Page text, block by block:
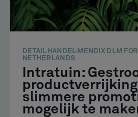
DETAILHANDEL MENDIX DLM
NETHERLANDS
Intratuin:
slimmere
mogelijk te